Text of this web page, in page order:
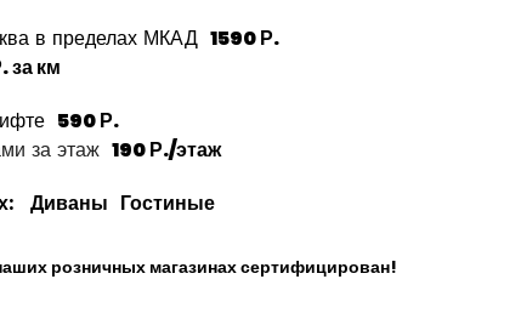
в пределах МКАД 1590 Р.
за км
590 Р.
за этаж 190 Р./этаж
Диваны Гостиные
розничных магазинах сертифицирован!